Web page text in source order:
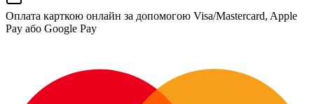
Оплата карткою онлайн за допомогою Visa/Mastercard, Apple
Pay або Google Pay